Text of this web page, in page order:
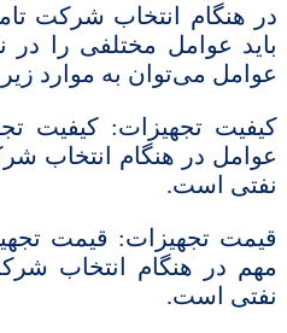
در هنگام انتخاب شرکت
باید عوامل مختلفی را
عوامل می‌توان به موارد
کیفیت تجهیزات: کیفیت
عوامل در هنگام انتخاب
نفتی است.
قیمت تجهیزات: قیمت
مهم در هنگام انتخاب
نفتی است.